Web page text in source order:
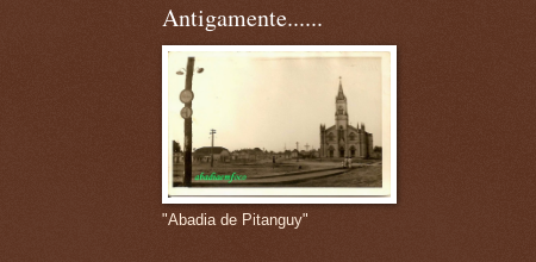
Antigamente......
"Abadia de Pitanguy"